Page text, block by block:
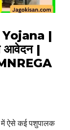
|
आवेदन |
ऐसे कई पशुपालक